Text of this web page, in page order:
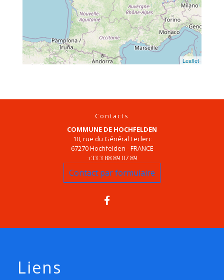
Leaflet
Contacts
COMMUNE DE HOCHFELDEN
10, rue du Général Leclerc
67270 Hochfelden - FRANCE
+33 3 88 89 07 89
Contact par formulaire
Liens